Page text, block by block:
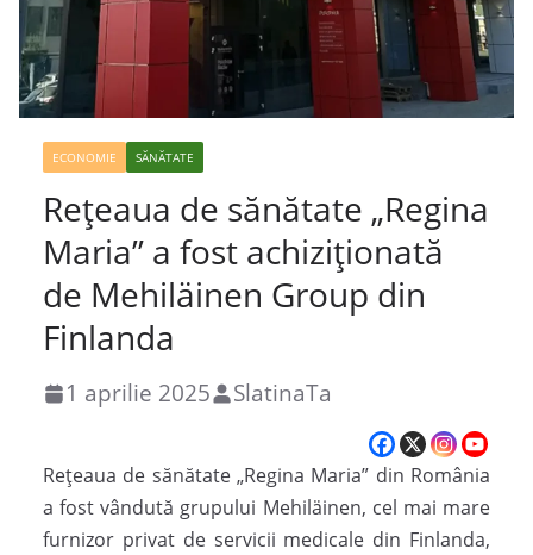
ECONOMIE SĂNĂTATE
Rețeaua de sănătate „Regina
Maria” a fost achiziționată
de Mehiläinen Group din
Finlanda
1 aprilie 2025 SlatinaTa
Rețeaua de sănătate „Regina Maria” din România
a fost vândută grupului Mehiläinen, cel mai mare
furnizor privat de servicii medicale din Finlanda,